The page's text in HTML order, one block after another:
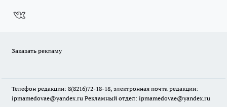
Заказать рекламу
Телефон редакции: 8(8216)72-18-18, электронная почта редакции:
ipmamedovae@yandex.ru Рекламный отдел: ipmamedovae@yandex.ru